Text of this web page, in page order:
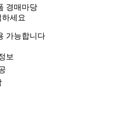
경매마당
세요
가능합니다
보